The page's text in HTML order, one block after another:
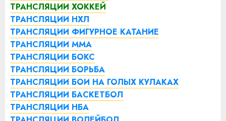
ТРАНСЛЯЦИИ ХОККЕЙ
ТРАНСЛЯЦИИ НХЛ
ТРАНСЛЯЦИИ ФИГУРНОЕ КАТАНИЕ
ТРАНСЛЯЦИИ ММА
ТРАНСЛЯЦИИ БОКС
ТРАНСЛЯЦИИ БОРЬБА
ТРАНСЛЯЦИИ БОИ НА ГОЛЫХ КУЛАКАХ
ТРАНСЛЯЦИИ БАСКЕТБОЛ
ТРАНСЛЯЦИИ НБА